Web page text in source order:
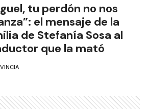
tu perdón no nos
el mensaje de la
de Stefanía Sosa al
que la mató